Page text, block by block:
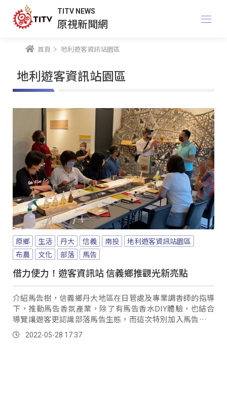
TITV NEWS
原視新聞網
首頁 地利遊客資訊站園區
地利遊客資訊站園區
原鄉 生活 丹大 信義 南投
地利遊客資訊站園區
布農
文化 部落 馬告
借力使力！遊客資訊站 信義鄉推觀光新亮點
介紹馬告樹，信義鄉丹大地區在日管處及專業調香師的指導
下，推動馬告香氛產業，除了有馬告香水DIY體驗，也結合
導覽讓遊客更認識部落馬告生態，而這次特別加入馬告汽水
製作，讓民眾來到部落更深入了解在地產業特色...。
2022-05-28 17:37